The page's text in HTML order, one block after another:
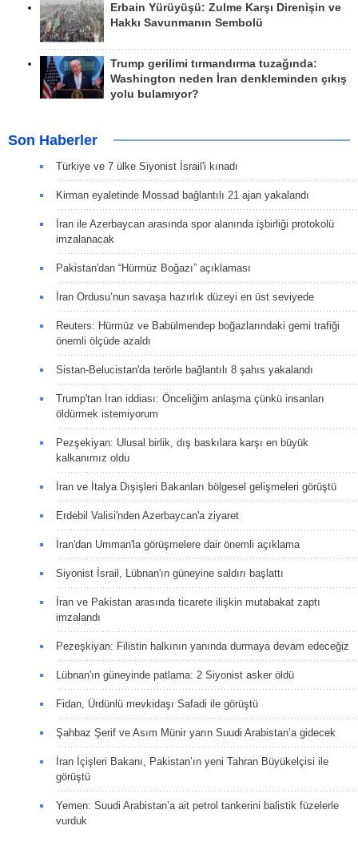
Erbain Yürüyüşü: Zulme Karşı Direnişin ve
Hakkı Savunmanın Sembolü
Trump gerilimi tırmandırma tuzağında:
Washington neden İran denkleminden çıkış
yolu bulamıyor?
Son Haberler
Türkiye ve 7 ülke Siyonist İsrail'i kınadı
Kirman eyaletinde Mossad bağlantılı 21 ajan yakalandı
İran ile Azerbaycan arasında spor alanında işbirliği protokolü
imzalanacak
Pakistan'dan “Hürmüz Boğazı” açıklaması
İran Ordusu’nun savaşa hazırlık düzeyi en üst seviyede
Reuters: Hürmüz ve Babülmendep boğazlarındaki gemi trafiği
önemli ölçüde azaldı
Sistan-Belucistan'da terörle bağlantılı 8 şahıs yakalandı
Trump'tan İran iddiası: Önceliğim anlaşma çünkü insanları
öldürmek istemiyorum
Pezşekiyan: Ulusal birlik, dış baskılara karşı en büyük
kalkanımız oldu
İran ve İtalya Dışişleri Bakanları bölgesel gelişmeleri görüştü
Erdebil Valisi'nden Azerbaycan'a ziyaret
İran'dan Umman'la görüşmelere dair önemli açıklama
Siyonist İsrail, Lübnan'ın güneyine saldırı başlattı
İran ve Pakistan arasında ticarete ilişkin mutabakat zaptı
imzalandı
Pezeşkiyan: Filistin halkının yanında durmaya devam edeceğiz
Lübnan'ın güneyinde patlama: 2 Siyonist asker öldü
Fidan, Ürdünlü mevkidaşı Safadi ile görüştü
Şahbaz Şerif ve Asım Münir yarın Suudi Arabistan’a gidecek
İran İçişleri Bakanı, Pakistan’ın yeni Tahran Büyükelçisi ile
görüştü
Yemen: Suudi Arabistan’a ait petrol tankerini balistik füzelerle
vurduk